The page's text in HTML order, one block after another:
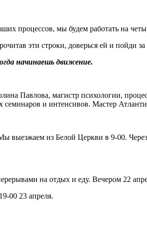
процессов, мы будем работать на
эти строки, доверься ей и пойди за
начинаешь движение.
Павлова, магистр психологии,
семинаров и интенсивов. Мастер
выезжаем из Белой Церкви в 9-00. Через
на отдых и еду. Вечером 22
00 23 апреля.